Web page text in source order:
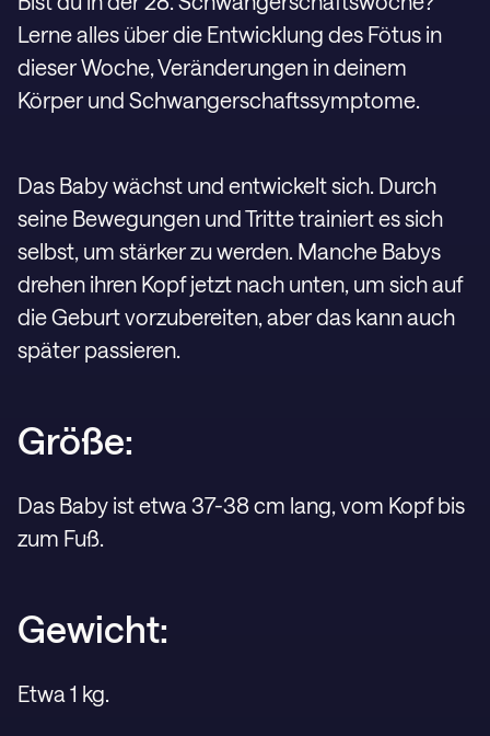
Lerne alles über die Entwicklung des Fötus in
dieser Woche, Veränderungen in deinem
Körper und Schwangerschaftssymptome.
Das Baby wächst und entwickelt sich. Durch
seine Bewegungen und Tritte trainiert es sich
selbst, um stärker zu werden. Manche Babys
drehen ihren Kopf jetzt nach unten, um sich auf
die Geburt vorzubereiten, aber das kann auch
später passieren.
Größe:
Das Baby ist etwa 37-38 cm lang, vom Kopf bis
zum Fuß.
Gewicht:
Etwa 1 kg.